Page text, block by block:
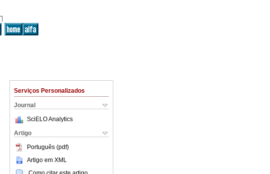
Serviços Personalizados
Journal
SciELO Analytics
Artigo
Português (pdf)
Artigo em XML